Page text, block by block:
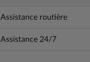
Assistance routière
Assistance 24/7